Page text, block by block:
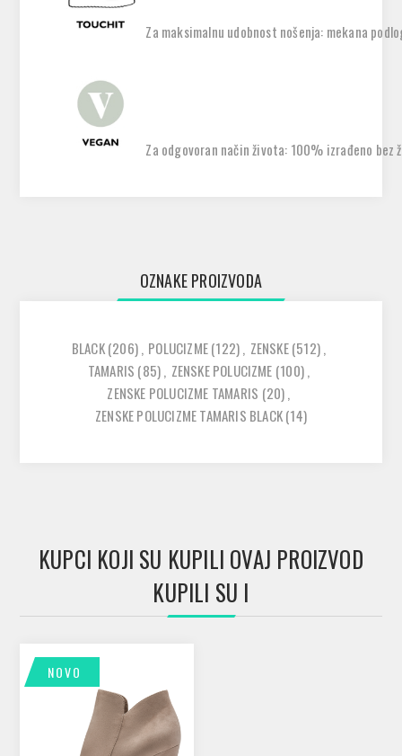
Za maksimalnu udobnost nošenja: mekana
Za odgovoran način života: 100% izrađeno
OZNAKE PROIZVODA
BLACK(206), POLUCIZME(122), ZENSKE(512),
TAMARIS (85), ZENSKE POLUCIZME (100),
ZENSKE POLUCIZME TAMARIS (20),
ZENSKE POLUCIZME TAMARIS BLACK(14)
KUPCI KOJI SU KUPILI OVAJ PROIZVOD
KUPILI SU I
NOVO